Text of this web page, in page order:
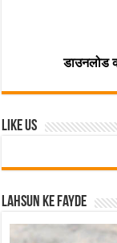
डाउनलोड
Like Us
Lahsun ke fayde